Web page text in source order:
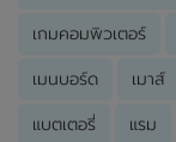
เกมคอมพิวเตอร์
เมนบอร์ด เมาส์
แบตเตอรี่ แรม